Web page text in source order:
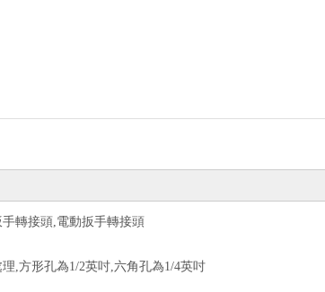
轉接頭,電動扳手轉接頭
,方形孔為1/2英吋,六角孔為1/4英吋